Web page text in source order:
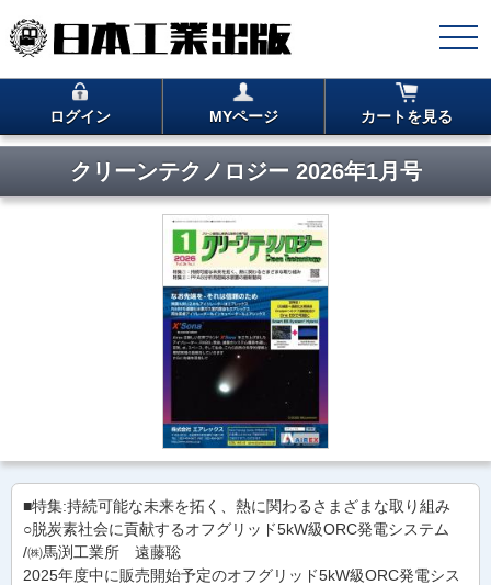
ログイン MYページ カートを見る
クリーンテクノロジー 2026年1月号
■特集:持続可能な未来を拓く、熱に関わるさまざまな取り組み
○脱炭素社会に貢献するオフグリッド5kW級ORC発電システム
/㈱馬渕工業所 遠藤聡
2025年度中に販売開始予定のオフグリッド5kW級ORC発電シス